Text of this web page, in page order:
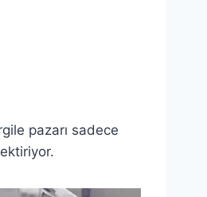
pazarı sadece